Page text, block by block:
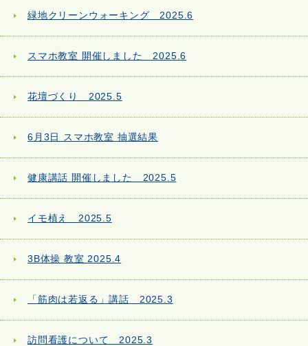
緑地クリーンウォーキング 2025.6
スマホ教室 開催しました 2025.6
花壇づくり 2025.5
6月3日 スマホ教室 抽選結果
健康講話 開催しました 2025.5
イモ植え 2025.5
3B体操 教室 2025.4
「筋肉は若返る」講話 2025.3
訪問看護について 2025.3